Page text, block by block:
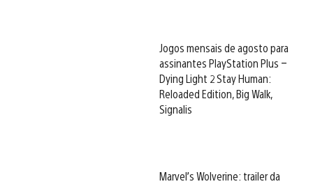
Jogos mensais de agosto para
assinantes PlayStation Plus –
Dying Light 2 Stay Human:
Reloaded Edition, Big Walk,
Signalis
Marvel’s Wolverine: trailer da